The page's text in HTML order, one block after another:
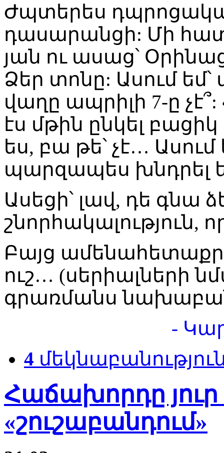
Ժպտերես
դասարանցի: Մի հատ
յան ու ասաց՝
Ձեր տոնը: Ասում
վաղը ապրիլի 7-ը
էս մթին ընկել
ես, բա թե՝ չէ… Ասում
պարզապես խնդրել
Ասեցի՝ լավ, դե գնա
շնորհակալություն,
Բայց
ուշ… (սերիալների
գրառմանս
-
4
Հաճախորդը
«շուշաբանդում»